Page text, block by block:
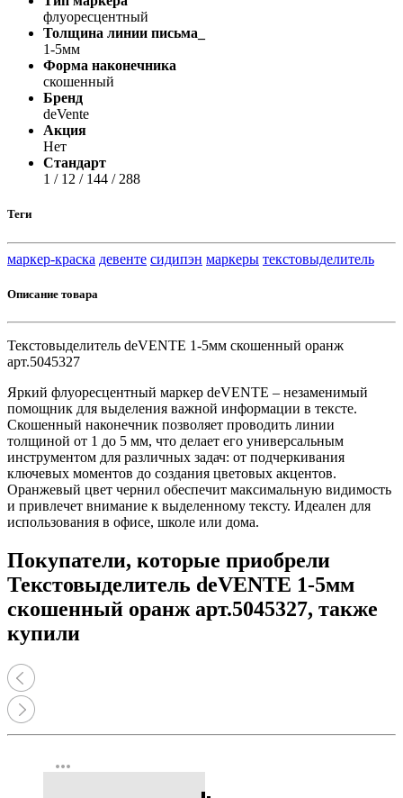
флуоресцентный
Толщина линии письма_
1-5мм
Форма наконечника
скошенный
Бренд
deVente
Акция
Нет
Стандарт
1 / 12 / 144 / 288
Теги
маркер-краска девенте сидипэн маркеры текстовыделитель
Описание товара
Текстовыделитель deVENTE 1-5мм скошенный оранж
арт.5045327
Яркий флуоресцентный маркер deVENTE – незаменимый
помощник для выделения важной информации в тексте.
Скошенный наконечник позволяет проводить линии
толщиной от 1 до 5 мм, что делает его универсальным
инструментом для различных задач: от подчеркивания
ключевых моментов до создания цветовых акцентов.
Оранжевый цвет чернил обеспечит максимальную видимость
и привлечет внимание к выделенному тексту. Идеален для
использования в офисе, школе или дома.
Покупатели, которые приобрели
Текстовыделитель deVENTE 1-5мм
скошенный оранж арт.5045327, также
купили
more_horiz